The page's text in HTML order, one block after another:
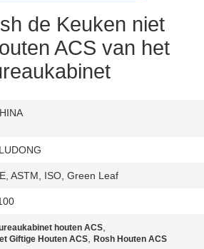
de Keuken niet
ACS van het
ASTM, ISO, Green Leaf
houten ACS,
Giftige Houten ACS,Rosh Houten ACS